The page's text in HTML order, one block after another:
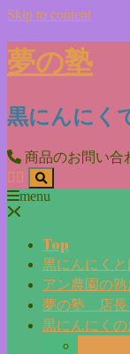
Skip to content
夢の塾
黒にんにく
商品のお問い合
menu
Top
黒にんにくと
アン農園の
夢の塾 店長
黒にんにく